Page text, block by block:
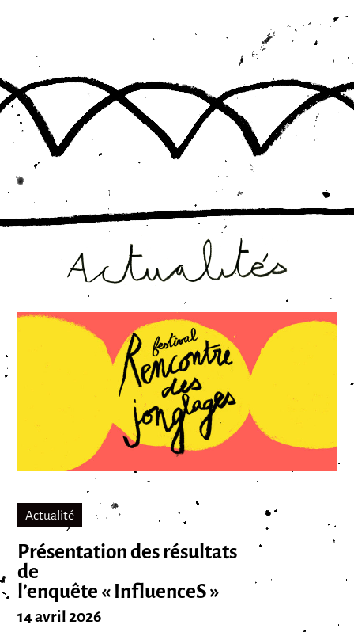
Actualité
Présentation des résultats
de
l’enquête « InfluenceS »
14 avril 2026